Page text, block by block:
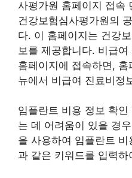
사평가원 홈페이지 접속
건강보험심사평가원의
다. 이 홈페이지는 건강
보를 제공합니다. 비급
홈페이지에 접속하면,
뉴에서 비급여 진료비정
임플란트 비용 정보 확
는 데 어려움이 있을 경
을 사용하여 임플란트
과 같은 키워드를 입력